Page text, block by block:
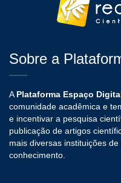
Sobre a
A Plataforma Espaço
comunidade acadêmica e
e incentivar a pesquisa
publicação de artigos
mais diversas instituições
conhecimento.